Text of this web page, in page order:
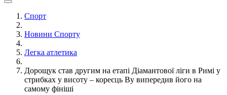
Спорт
Новини Спорту
Легка атлетика
Дорощук став другим на етапі Діамантової ліги в Римі у
стрибках у висоту – кореєць Ву випередив його на
самому фініші